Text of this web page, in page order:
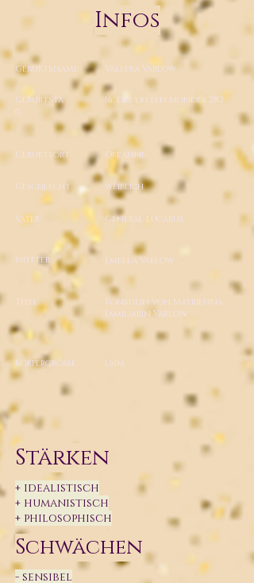
Infos
Geburtsname
Geburtsta
g
Geburtsort
Geschlecht
Vater
Mutter
Titel
Valeera Varlow
16. des ersten Mondes 282
Oreanne
weiblich
General Lucabus
Emeela Varlow
Konsulin von Matrienna,
Familiärin Varlow
Körpergröße 1,61m
Stärken
+ idealistisch
+ humanistisch
+ philosophisch
Schwächen
- sensibel